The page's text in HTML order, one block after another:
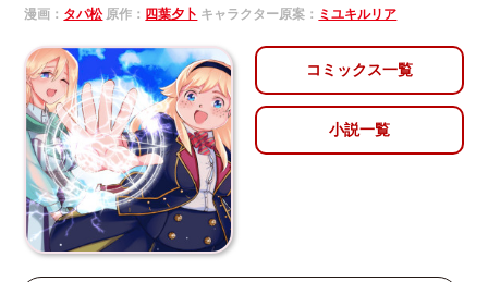
漫画： タパ松原作： 四葉夕卜 キャラクター原案： ミユキルリア
コミックス一覧
小説一覧